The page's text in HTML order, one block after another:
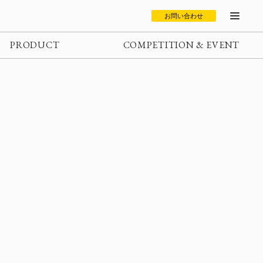
お問い合わせ
PRODUCT COMPETITION & EVENT